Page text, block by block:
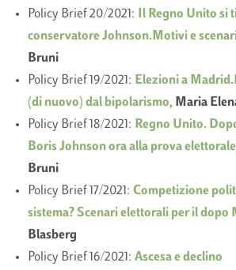
Policy Brief 20/2021:
Il Regno Unito si
conservatore Johnson.Motivi e
Bruni
Policy Brief 19/2021: Elezioni a
(di nuovo) dal bipolarismo, Maria
Policy Brief 18/2021: Regno Unito.
Boris Johnson ora alla prova elettorale
Bruni
Policy Brief 17/2021: Competizione
sistema? Scenari elettorali per il dopo
Blasberg
Policy Brief 16/2021: Ascesa e declino